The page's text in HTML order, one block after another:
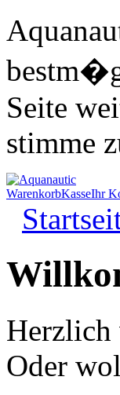
Seite
stimme
WarenkorbKasseIhr
Oder